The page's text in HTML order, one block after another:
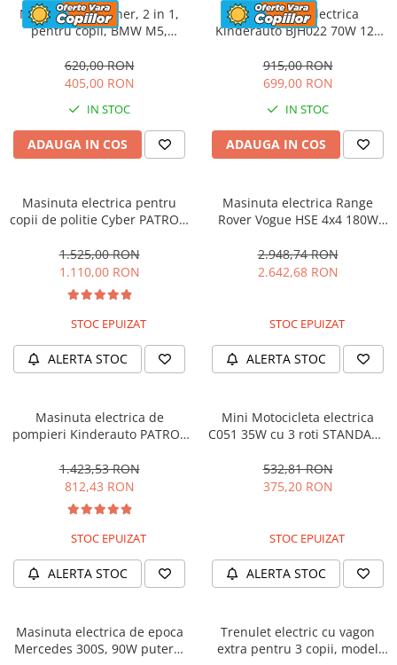
Masinuta cu maner, 2 in 1,
pentru copii, BMW M5,
620,00 RON
405,00 RON
IN STOC
ADAUGA IN COS
Motocicleta electrica
Kinderauto BJH022 70W 12V
culoare Rosie
915,00 RON
699,00 RON
IN STOC
ADAUGA IN COS
Masinuta electrica pentru
copii de politie Cyber PATROL,
90W, 12V, Black & White
1.525,00 RON
1.110,00 RON
STOC EPUIZAT
ALERTA STOC
Masinuta electrica Range
Rover Vogue HSE 4x4 180W
2.948,74 RON
2.642,68 RON
STOC EPUIZAT
ALERTA STOC
Masinuta electrica de
pompieri Kinderauto PATROL
1.423,53 RON
812,43 RON
STOC EPUIZAT
ALERTA STOC
Mini Motocicleta electrica
C051 35W cu 3 roti STANDARD
532,81 RON
375,20 RON
STOC EPUIZAT
ALERTA STOC
Masinuta electrica de epoca
Mercedes 300S, 90W putere,
Trenulet electric cu vagon
extra pentru 3 copii, model